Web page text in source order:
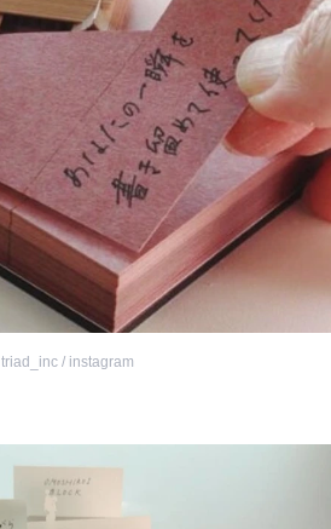
triad_inc / instagram